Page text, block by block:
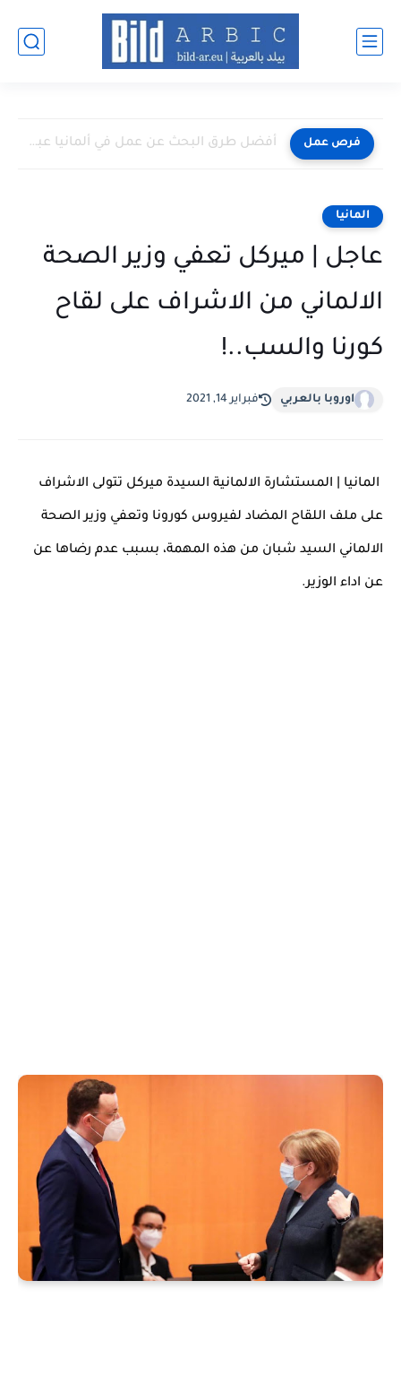
فرص عمل أفضل طرق البحث عن عمل في ألمانيا عبر الإنترنت 2026
المانيا
عاجل | ميركل تعفي وزير الصحة
الالماني من الاشراف على لقاح
كورنا والسب..!
اوروبا بالعربي فبراير 14, 2021
عن اداء الوزير.